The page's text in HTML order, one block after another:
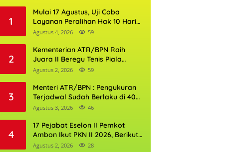
1
Mulai 17 Agustus, Uji Coba
Layanan Peralihan Hak 10 Hari
di 15 Kantor Pertanahan
Agustus 4, 2026 59
2
Kementerian ATR/BPN Raih
Juara II Beregu Tenis Piala
Gubernur DKI Jakarta 2026
Agustus 2, 2026 59
3
Menteri ATR/BPN : Pengukuran
Terjadwal Sudah Berlaku di 400
Kantor Pertanahan
Agustus 3, 2026 46
4
17 Pejabat Eselon II Pemkot
Ambon Ikut PKN II 2026, Berikut
Daftarnya
Agustus 2, 2026 28